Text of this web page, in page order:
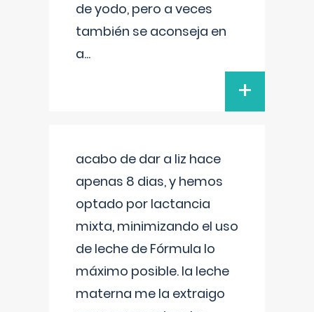
de yodo, pero a veces
también se aconseja en
a...
+
acabo de dar a liz hace
apenas 8 dias, y hemos
optado por lactancia
mixta, minimizando el uso
de leche de Fórmula lo
máximo posible. la leche
materna me la extraigo